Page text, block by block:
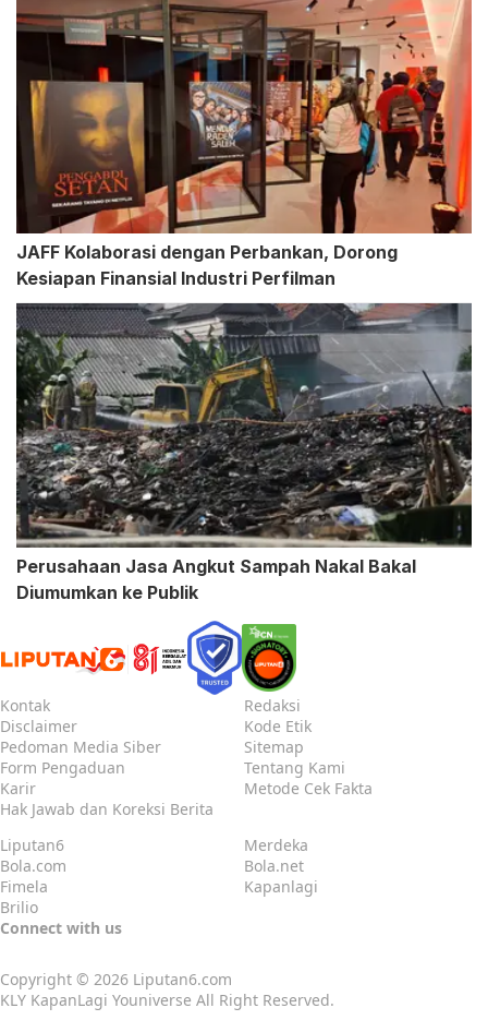
JAFF Kolaborasi dengan Perbankan, Dorong
Kesiapan Finansial Industri Perfilman
Perusahaan Jasa Angkut Sampah Nakal Bakal
Diumumkan ke Publik
Kontak
Redaksi
Disclaimer
Kode Etik
Pedoman Media Siber
Sitemap
Form Pengaduan
Tentang Kami
Karir
Metode Cek Fakta
Hak Jawab dan Koreksi Berita
Liputan6
Merdeka
Bola.com
Bola.net
Fimela
Kapanlagi
Brilio
Connect with us
Copyright © 2026 Liputan6.com
KLY KapanLagi Youniverse All Right Reserved.